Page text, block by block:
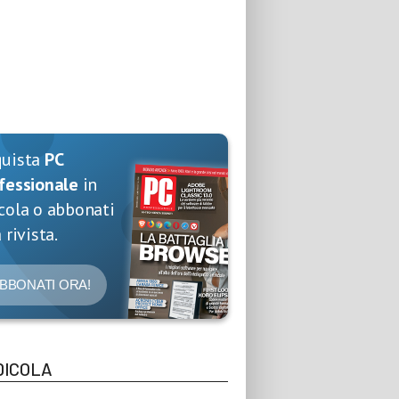
PC
in
o abbonati
rivista.
ORA!